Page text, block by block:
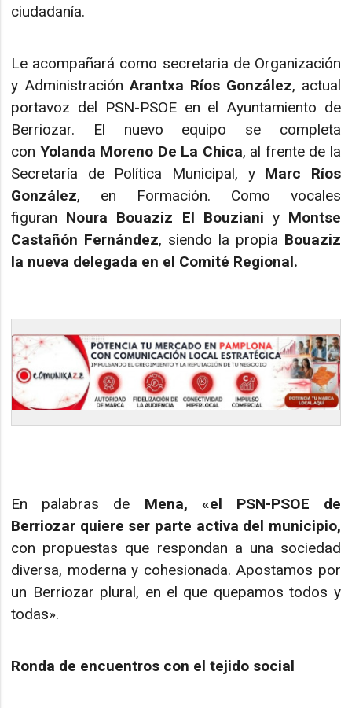
ciudadanía.
Le acompañará como secretaria de Organización
y AdministraciónArantxa Ríos González, actual
portavoz del PSN-PSOE en el Ayuntamiento de
Berriozar. El nuevo equipo se completa
con Yolanda Moreno De La Chica, al frente de la
Secretaría de Política Municipal, y Marc Ríos
González, en Formación. Como vocales
figuran Noura Bouaziz El Bouziani y Montse
Castañón Fernández, siendo la propia Bouaziz
la nueva delegada en el Comité Regional.
En palabras de Mena, «el PSN-PSOE de
Berriozar quiere ser parte activa del municipio,
con propuestas que respondan a una sociedad
diversa, moderna y cohesionada. Apostamos por
un Berriozar plural, en el que quepamos todos y
todas».
Ronda de encuentros con el tejido social